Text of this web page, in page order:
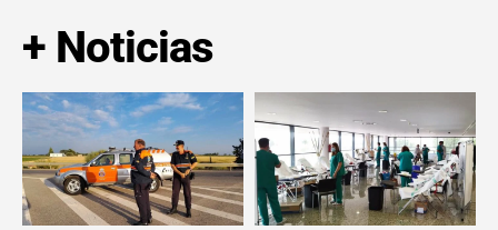
+ Noticias